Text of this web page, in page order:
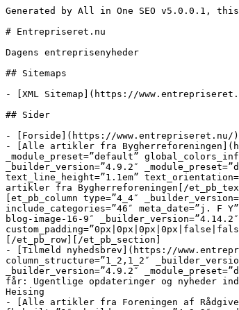
Generated by All in One SEO v5.0.0.1, this is an llms.txt file, used by LLMs to index the site.

# Entrepriseret.nu

Dagens entreprisenyheder

## Sitemaps

- [XML Sitemap](https://www.entrepriseret.nu/sitemap.xml): Contains all public & indexable URLs for this website.

## Sider

- [Forside](https://www.entrepriseret.nu/) - Dagligt og samlet overblik over entrepriseretlige nyheder. Læs mere her.
- [Alle artikler fra Bygherreforeningen](https://www.entrepriseret.nu/alle-artikler-fra-bygherreforeningen/) - [et_pb_section fb_built=”1″ _builder_version=”4.9.2″ _module_preset=”default” global_colors_info=”{}”][et_pb_row _builder_version=”4.9.2″ _module_preset=”default” global_colors_info=”{}”][et_pb_column type=”4_4″ _builder_version=”4.9.2″ _module_preset=”default” global_colors_info=”{}”][et_pb_text _builder_version=”4.9.7″ _module_preset=”default” text_font_size=”46px” text_line_height=”1.1em” text_orientation=”center” text_font_size_tablet=”” text_font_size_phone=”” text_font_size_last_edited=”on|phone” global_colors_info=”{}”]Alle artikler fra Bygherreforeningen[/et_pb_text][/et_pb_column][/et_pb_row][et_pb_row _builder_version=”4.9.2″ _module_preset=”default” global_colors_info=”{}”][et_pb_column type=”4_4″ _builder_version=”4.9.2″ _module_preset=”default” global_colors_info=”{}”][et_pb_blog fullwidth=”off” posts_number=”3000″ include_categories=”46″ meta_date=”j. F Y” use_manual_excerpt=”off” show_author=”off” show_categories=”off” show_excerpt=”off” show_pagination=”off” module_class=”pa-blog-image-16-9″ _builder_version=”4.14.2″ _module_preset=”default” header_font_size=”26px” header_line_height=”1.2em” meta_font_size=”18px” module_alignment=”left” custom_padding=”0px|0px|0px|0px|false|false” hover_enabled=”0″ border_width_all=”0px” global_colors_info=”{}” sticky_enabled=”0″][/et_pb_blog][/et_pb_column][/et_pb_row][/et_pb_section]
- [Tilmeld nyhedsbrev](https://www.entrepriseret.nu/tilmeld-nyhedsbrev/) - [et_pb_section fb_built=”1″ _builder_version=”4.9.2″ _module_preset=”default”][et_pb_row column_structure=”1_2,1_2″ _builder_version=”4.9.2″ _module_preset=”default”][et_pb_column type=”1_2″ _builder_version=”4.9.2″ _module_preset=”default”][et_pb_text _builder_version=”4.9.2″ _module_preset=”default”] Tilmeld nyhedsbrev Tilmeld dig Nexus Advokaters nyhedsbrev og få alle nyheder og trends direkte i din indbakke. Du får: Ugentlige opdateringer og nyheder inden for entreprise og byggeri UGENS DOM, med udgangspunkt i relevante domme og kendelser Heisings klumme, hvor advokat, Simon Heising
- [Alle artikler fra Foreningen af Rådgivende Ingeniører](https://www.entrepriseret.nu/alle-artikler-fra-foreningen-af-raadgivende-ingenioerer/) - [et_pb_section fb_built=”1″ _builder_version=”4.9.2″ _module_preset=”default”][et_pb_row _builder_version=”4.9.2″ _module_preset=”default”][et_pb_column type=”4_4″ _builder_version=”4.9.2″ _module_preset=”default”][et_pb_text _builder_version=”4.9.7″ _module_preset=”default” text_font_size=”46px” text_line_height=”1.1em” text_orientation=”center” hover_enabled=”0″ text_font_size_tablet=”” text_font_size_phone=”” text_font_size_last_edited=”on|phone” sticky_enabled=”0″]Alle artikler fra Foreningen af Rådgivende Ingeniører[/et_pb_text][/et_pb_column][/et_pb_row][et_pb_row _builder_version=”4.9.2″ _module_preset=”default”][et_pb_column type=”4_4″ _builder_version=”4.9.2″ _module_preset=”default”][et_pb_blog fullwidth=”off” posts_number=”300″ include_categories=”49″ meta_date=”j. F Y” use_manual_excerpt=”off” show_author=”off” show_categories=”off” show_excerpt=”off” show_pagination=”off” module_class=”pa-blog-image-16-9″ _builder_version=”4.9.7″ _module_preset=”default” header_font_size=”26px” header_line_height=”1.2em” meta_font_size=”18px” module_alignment=”left” custom_padding=”0px|0px|0px|0px|false|false” hover_enabled=”0″ border_width_all=”0px” sticky_enabled=”0″][/et_pb_blog][/et_pb_column][/et_pb_row][/et_pb_section]
- [Alle artikler fra Dansk Håndværk](https://www.entrepriseret.nu/alle-artikler-fra-dansk-haandvaerk/) - [et_pb_section fb_built=”1″ _builder_version=”4.9.2″ _module_preset=”default”][et_pb_row _builder_version=”4.9.2″ _module_preset=”default”][et_pb_column type=”4_4″ _builder_version=”4.9.2″ _module_preset=”default”][et_pb_text _builder_version=”4.9.7″ _module_preset=”default” text_font_size=”46px”